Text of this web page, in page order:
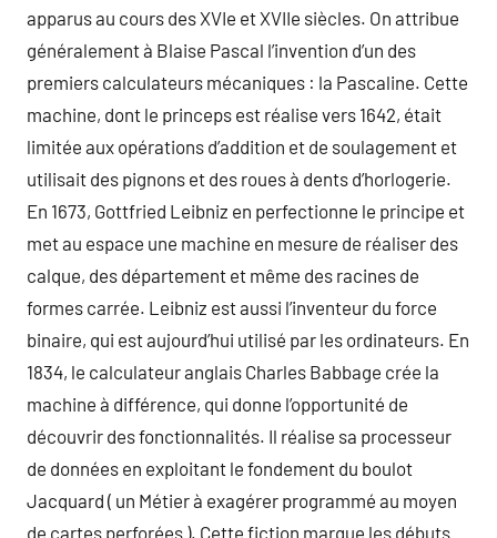
apparus au cours des XVIe et XVIIe siècles. On attribue
généralement à Blaise Pascal l’invention d’un des
premiers calculateurs mécaniques : la Pascaline. Cette
machine, dont le princeps est réalise vers 1642, était
limitée aux opérations d’addition et de soulagement et
utilisait des pignons et des roues à dents d’horlogerie.
En 1673, Gottfried Leibniz en perfectionne le principe et
met au espace une machine en mesure de réaliser des
calque, des département et même des racines de
formes carrée. Leibniz est aussi l’inventeur du force
binaire, qui est aujourd’hui utilisé par les ordinateurs. En
1834, le calculateur anglais Charles Babbage crée la
machine à différence, qui donne l’opportunité de
découvrir des fonctionnalités. Il réalise sa processeur
de données en exploitant le fondement du boulot
Jacquard ( un Métier à exagérer programmé au moyen
de cartes perforées ). Cette fiction marque les débuts